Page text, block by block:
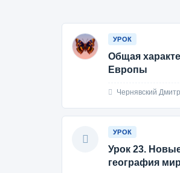
УРОК
Общая
Европы
Чернявский
УРОК
Урок 23.
география